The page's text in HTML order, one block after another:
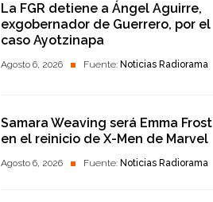
La FGR detiene a Ángel Aguirre,
exgobernador de Guerrero, por el
caso Ayotzinapa
Agosto 6, 2026 Fuente: Noticias Radiorama
Samara Weaving será Emma Frost
en el reinicio de X-Men de Marvel
Agosto 6, 2026 Fuente: Noticias Radiorama